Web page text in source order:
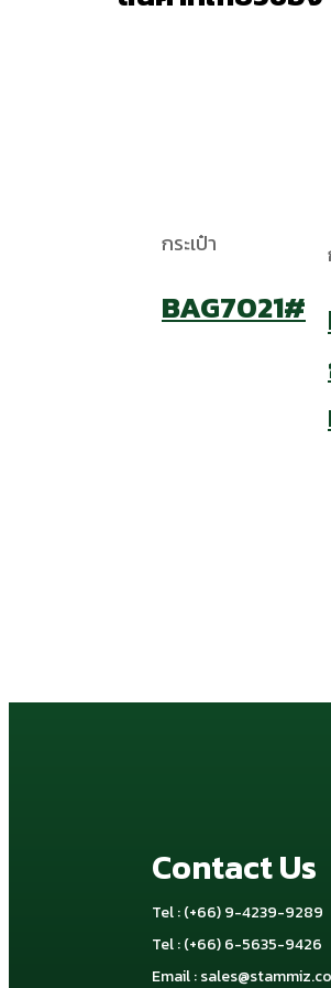
กระเป๋า
BAG7021#
Contact Us
Tel : (+66) 9-4239-9289
Tel : (+66) 6-5635-9426
Email :